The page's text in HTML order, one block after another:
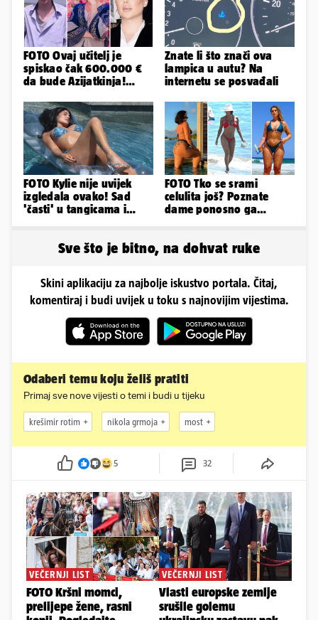
FOTO Ovaj učitelj je
spiskao čak 600.000 €
da bude Azijatkinja!
muško...
Znate li što znači ova
lampica u autu? Na
internetu se posvađali
FOTO Kylie nije uvijek
izgledala ovako! Sad
'časti' u tangicama i
FOTO Tko se srami
celulita još? Poznate
dame ponosno ga
Sve što je bitno, na dohvat ruke
Skini aplikaciju za najbolje iskustvo portala. Čitaj,
komentiraj i budi uvijek u toku s najnovijim vijestima.
Odaberi temu koju želiš pratiti
Primaj sve nove vijesti o temi i budi u tijeku
krešimir rotim nikola grmoja most
5 32